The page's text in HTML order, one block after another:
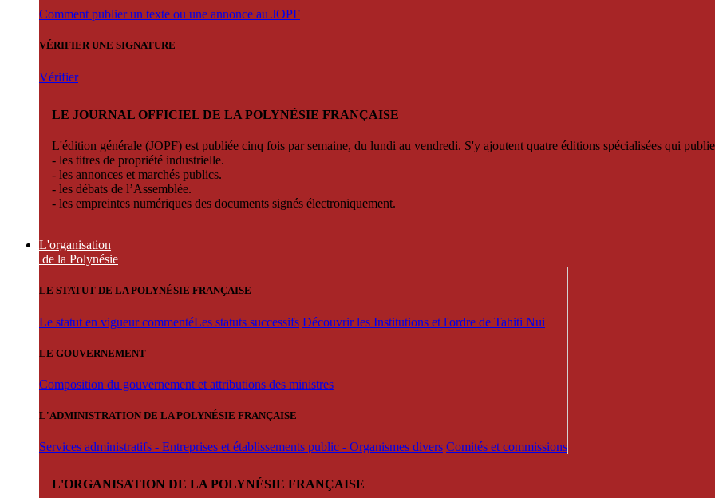
Comment publier un texte ou une annonce au JOPF
VÉRIFIER UNE SIGNATURE
Vérifier
LE JOURNAL OFFICIEL DE LA POLYNÉSIE FRANÇAISE
L'édition générale (JOPF) est publiée cinq fois par semaine, du lundi au vendredi. S'y ajoutent quatre éditions spécialisées qui
- les titres de propriété industrielle.
- les annonces et marchés publics.
- les débats de l’Assemblée.
- les empreintes numériques des documents signés électroniquement.
L'organisation
de la Polynésie
LE STATUT DE LA POLYNÉSIE FRANÇAISE
Le statut en vigueur commentéLes statuts successifs Découvrir les Institutions et l'ordre de Tahiti Nui
LE GOUVERNEMENT
Composition du gouvernement et attributions des ministres
L'ADMINISTRATION DE LA POLYNÉSIE FRANÇAISE
Services administratifs - Entreprises et établissements public - Organismes divers Comités et commissions
L'ORGANISATION DE LA POLYNÉSIE FRANÇAISE